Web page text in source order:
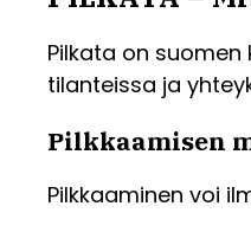
Pilkata on
tilanteissa ja
Pilkkaamisen
Pilkkaaminen voi